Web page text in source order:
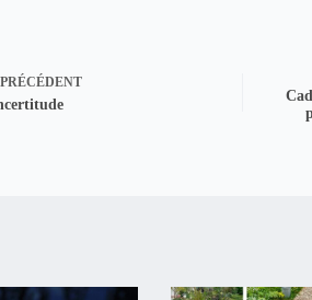
PRÉCÉDENT